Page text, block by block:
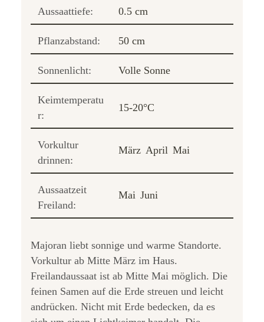
Aussaattiefe: 0.5 cm
Pflanzabstand: 50 cm
Sonnenlicht: Volle Sonne
Keimtemperatu
r:
15-20°C
Vorkultur
drinnen:
März April Mai
Aussaatzeit
Freiland:
Mai Juni
Majoran liebt sonnige und warme Standorte.
Vorkultur ab Mitte März im Haus.
Freilandaussaat ist ab Mitte Mai möglich. Die
feinen Samen auf die Erde streuen und leicht
andrücken. Nicht mit Erde bedecken, da es